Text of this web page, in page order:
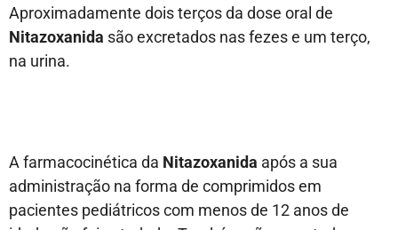
Aproximadamente dois terços da dose oral de
Nitazoxanida são excretados nas fezes e um terço,
na urina.
A farmacocinética da Nitazoxanida após a sua
administração na forma de comprimidos em
pacientes pediátricos com menos de 12 anos de